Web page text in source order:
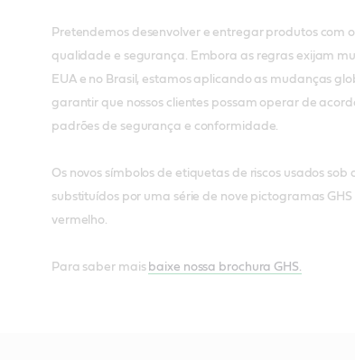
Pretendemos desenvolver e entregar produtos com
qualidade e segurança. Embora as regras exijam
EUA e no Brasil, estamos aplicando as mudanças
garantir que nossos clientes possam operar de
padrões de segurança e conformidade.
Os novos símbolos de etiquetas de riscos usados
substituídos por uma série de nove pictogramas
vermelho.
Para saber mais baixe nossa brochura GHS.